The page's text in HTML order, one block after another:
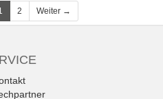
2 Weiter →